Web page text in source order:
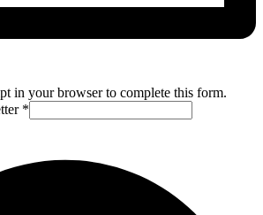
in your browser to complete this form.
*